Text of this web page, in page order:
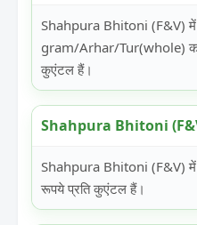
Shahpura Bhitoni (F&V)
gram/Arhar/Tur(whole)
कुएंटल हैं।
Shahpura Bhitoni (F&V)
Shahpura Bhitoni (F&V)
रूपये प्रति कुएंटल हैं।